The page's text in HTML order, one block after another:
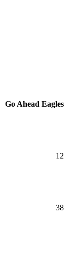
Go Ahead Eagles
12
38